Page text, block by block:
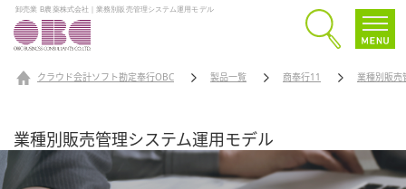
卸売業 B農薬株式会社｜業務別販売管理システム運用モデル
クラウド会計ソフト勘定奉行OBC 製品一覧 商奉行11 業種別販売
業種別販売管理システム運用モデル